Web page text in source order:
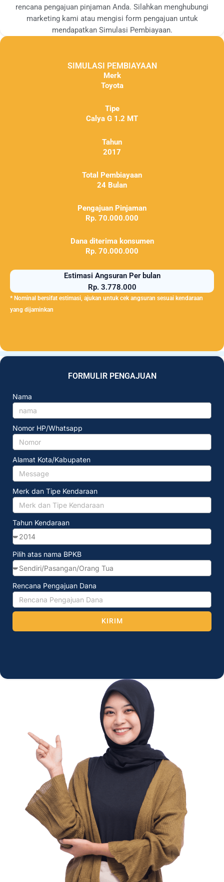
rencana pengajuan pinjaman Anda. Silahkan menghubungi
marketing kami atau mengisi form pengajuan untuk
mendapatkan Simulasi Pembiayaan.
SIMULASI PEMBIAYAAN
Merk
Toyota
Tipe
Calya G 1.2 MT
Tahun
2017
Total Pembiayaan
24 Bulan
Pengajuan Pinjaman
Rp. 70.000.000
Dana diterima konsumen
Rp. 70.000.000
Estimasi Angsuran Per bulan
Rp. 3.778.000
* Nominal bersifat estimasi, ajukan untuk cek angsuran sesuai kendaraan
yang dijaminkan
FORMULIR PENGAJUAN
Nama
Nomor HP/Whatsapp
Alamat Kota/Kabupaten
Merk dan Tipe Kendaraan
Tahun Kendaraan
Pilih atas nama BPKB
Rencana Pengajuan Dana
KIRIM